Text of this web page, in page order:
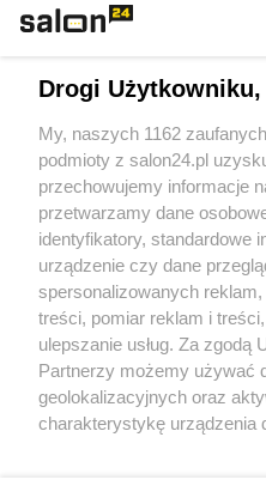
Sport
Społeczeństwo
Kultura
X Facebook
Drogi Użytkowniku,
My, naszych 1162
podmioty z salon24.pl
przechowujemy informacje
przetwarzamy dane
identyfikatory, standardowe
urządzenie czy dane
spersonalizowanych
treści, pomiar reklam i
ulepszanie usług. Za zgodą
Partnerzy możemy używać
geolokalizacyjnych oraz
charakterystykę urządzenia